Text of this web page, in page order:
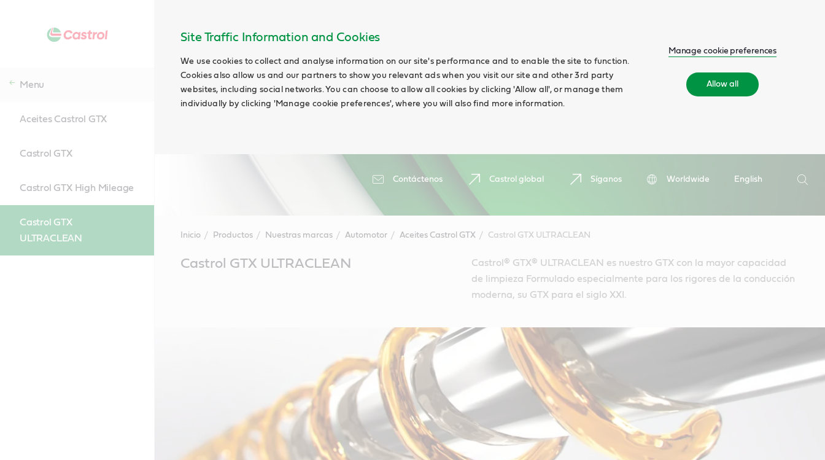
Site Traffic Information and Cookies
We use cookies to collect and analyse information on our site's performance and to enable the site to function.
Cookies also allow us and our partners to show you relevant ads when you visit our site and other 3rd party
websites, including social networks. You can choose to allow all cookies by clicking 'Allow all', or manage them
individually by clicking 'Manage cookie preferences', where you will also find more information.
Manage cookie preferences
Allow all
Contáctenos Castrol global Síganos Worldwide
English
Buscar
Menu
Aceites Castrol GTX
Castrol GTX
Castrol GTX High Mileage
Castrol GTX
ULTRACLEAN
Inicio Productos Nuestras marcas Automotor Aceites Castrol GTX Castrol GTX ULTRACLEAN
ContentCastrol GTX ULTRACLEAN
Castrol® GTX® ULTRACLEAN es nuestro GTX con la mayor capacidad
de limpieza Formulado especialmente para los rigores de la conducción
moderna, su GTX para el siglo XXI.